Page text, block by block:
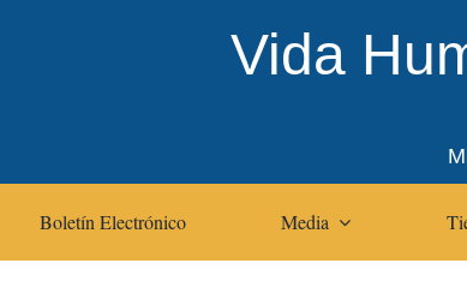
Vida
Boletín Electrónico Media